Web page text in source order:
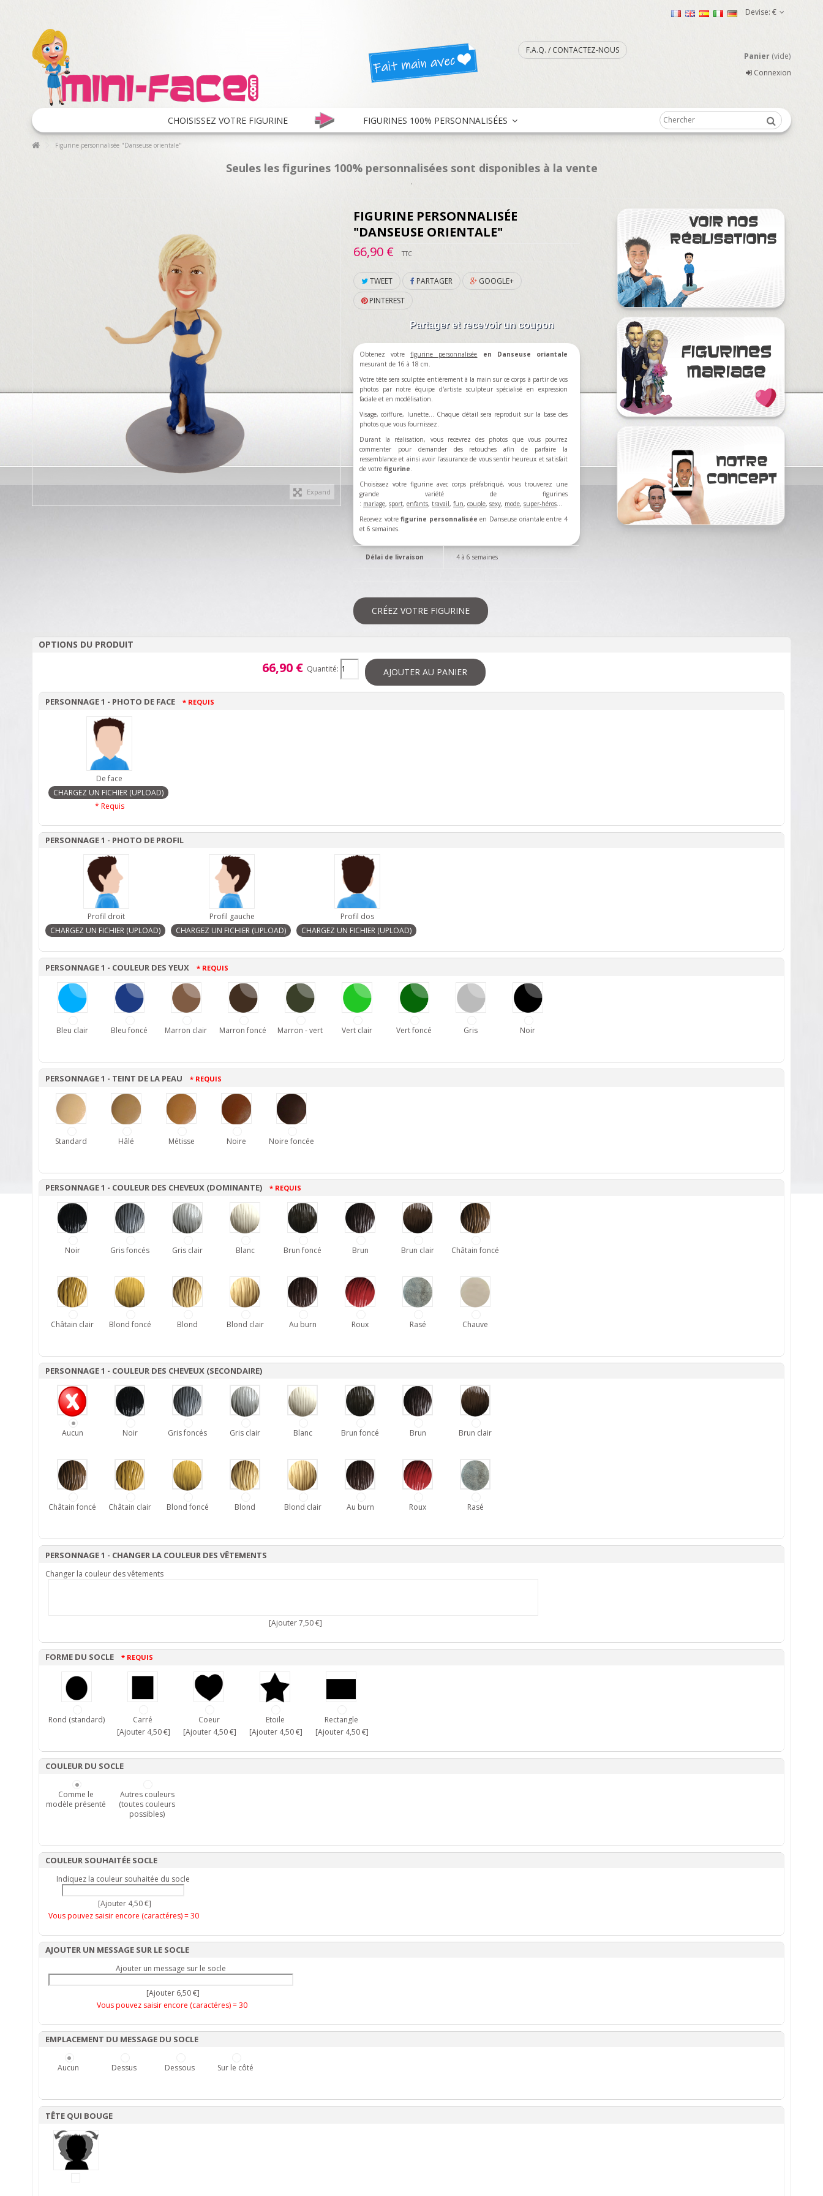
Devise: €
F.A.Q. / CONTACTEZ-NOUS
Panier (vide)
Connexion
CHOISISSEZ VOTRE FIGURINE FIGURINES 100% PERSONNALISÉES
Figurine personnalisée "Danseuse orientale"
Seules les figurines 100% personnalisées sont disponibles à la vente
.
Expand
FIGURINE PERSONNALISÉE
"DANSEUSE ORIENTALE"
66,90 €
TTC
TWEET PARTAGER
GOOGLE+
PINTEREST
Partager et recevoir un coupon
Obtenez votrefigurine personnalisée en Danseuse oriantale
mesurant de 16 à 18 cm.
Votre tête sera sculptée entièrement à la main sur ce corps à partir de vos
photos par notre équipe d'artiste sculpteur spécialisé en expression
faciale et en modélisation.
Visage, coiffure, lunette... Chaque détail sera reproduit sur la base des
photos que vous fournissez.
Durant la réalisation, vous recevrez des photos que vous pourrez
commenter pour demander des retouches afin de parfaire la
ressemblance et ainsi avoir l'assurance de vous sentir heureux et satisfait
de votre figurine.
Choisissez votre figurine avec corps préfabriqué, vous trouverez une
grande variété de figurines
: mariage, sport, enfants, travail, fun, couple, sexy, mode, super-héros…
Recevez votrefigurine personnalisée en Danseuse oriantale entre 4
et 6 semaines.
Délai de livraison 4 à 6 semaines
CRÉEZ VOTRE FIGURINE
OPTIONS DU PRODUIT
66,90 € Quantité: AJOUTER AU PANIER
PERSONNAGE 1 - PHOTO DE FACE * REQUIS
De face
* Requis
PERSONNAGE 1 - PHOTO DE PROFIL
Profil droit Profil gauche Profil dos
PERSONNAGE 1 - COULEUR DES YEUX * REQUIS
Bleu clair Bleu foncé Marron clair Marron foncé Marron - vert Vert clair Vert foncé Gris Noir
PERSONNAGE 1 - TEINT DE LA PEAU * REQUIS
Standard Hâlé Métisse Noire Noire foncée
PERSONNAGE 1 - COULEUR DES CHEVEUX (DOMINANTE) * REQUIS
Noir Gris foncés Gris clair Blanc Brun foncé Brun Brun clair Châtain foncé
Châtain clair Blond foncé Blond Blond clair Au burn Roux Rasé Chauve
PERSONNAGE 1 - COULEUR DES CHEVEUX (SECONDAIRE)
Aucun Noir Gris foncés Gris clair Blanc Brun foncé Brun Brun clair
Châtain foncé Châtain clair Blond foncé Blond Blond clair Au burn Roux Rasé
PERSONNAGE 1 - CHANGER LA COULEUR DES VÊTEMENTS
Changer la couleur des vêtements
[Ajouter 7,50 €]
FORME DU SOCLE * REQUIS
Rond (standard)
Carré
[Ajouter 4,50 €]
Coeur
[Ajouter 4,50 €]
Etoile
[Ajouter 4,50 €]
Rectangle
[Ajouter 4,50 €]
COULEUR DU SOCLE
Comme le
modèle présenté
Autres couleurs
(toutes couleurs
possibles)
COULEUR SOUHAITÉE SOCLE
Indiquez la couleur souhaitée du socle
[Ajouter 4,50 €]
Vous pouvez saisir encore (caractéres) =30
AJOUTER UN MESSAGE SUR LE SOCLE
Ajouter un message sur le socle
[Ajouter 6,50 €]
Vous pouvez saisir encore (caractéres) =30
EMPLACEMENT DU MESSAGE DU SOCLE
Aucun Dessus Dessous Sur le côté
TÊTE QUI BOUGE